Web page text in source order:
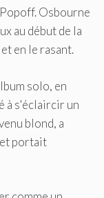
Osbourne
au début de la
en le rasant.
solo, en
à s'éclaircir un
blond, a
et portait